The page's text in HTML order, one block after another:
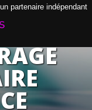
partenaire indépendant